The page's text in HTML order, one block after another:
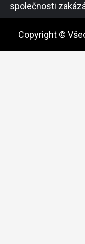
společnosti
Copyright ©